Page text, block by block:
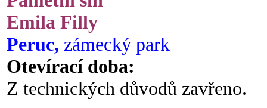
Emila Filly
Peruc, zámecký park
Otevírací doba:
Z technických důvodů zavřeno.